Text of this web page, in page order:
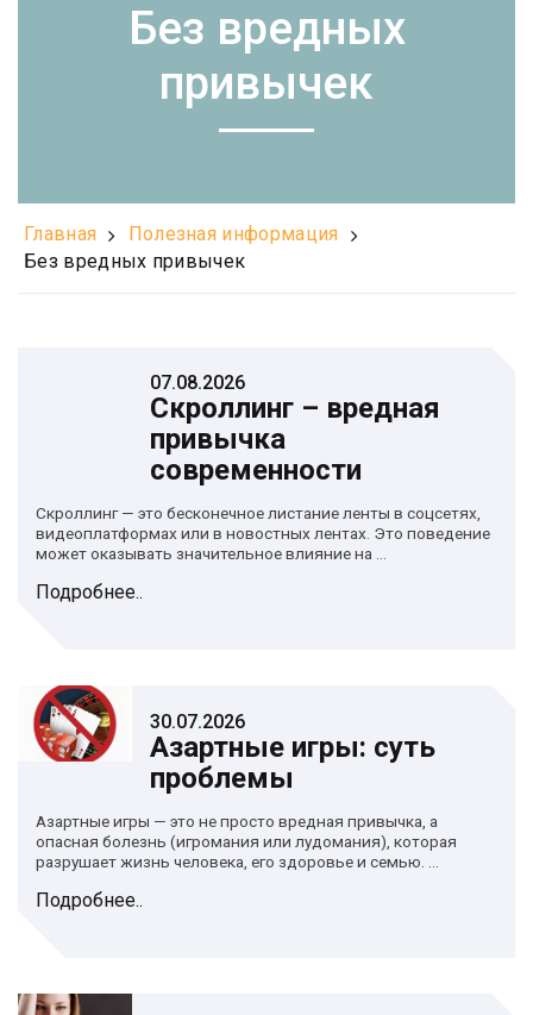
Без вредных
привычек
Главная
Полезная информация
Без вредных привычек
07.08.2026
Скроллинг – вредная
привычка
современности
Скроллинг — это бесконечное листание ленты в соцсетях,
видеоплатформах или в новостных лентах. Это поведение
может оказывать значительное влияние на ...
Подробнее..
30.07.2026
Азартные игры: суть
проблемы
Азартные игры — это не просто вредная привычка, а
опасная болезнь (игромания или лудомания), которая
разрушает жизнь человека, его здоровье и семью. ...
Подробнее..